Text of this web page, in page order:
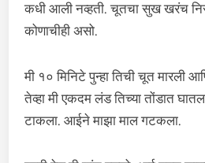
कधी आली नव्हती. चूतचा सुख खरंच
कोणाचीही असो.
मी १० मिनिटे पुन्हा तिची चूत मारली
तेव्हा मी एकदम लंड तिच्या तोंडात
टाकला. आईने माझा माल गटकला.